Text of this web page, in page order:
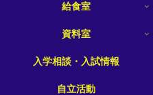
給食室
資料室
入学相談・入試情報
自立活動